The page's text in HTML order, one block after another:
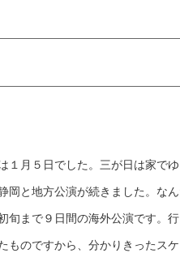
１月５日でした。三が日は家で
岡と地方公演が続きました。な
旬まで９日間の海外公演です。
ものですから、分かりきったス